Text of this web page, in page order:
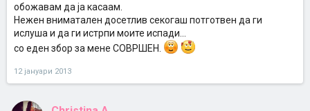
обожавам да ја касаам.
Нежен вниматален досетлив секогаш потготвен да ги
ислуша и да ги истрпи моите испади...
со еден збор за мене СОВРШЕН.
12 јануари 2013